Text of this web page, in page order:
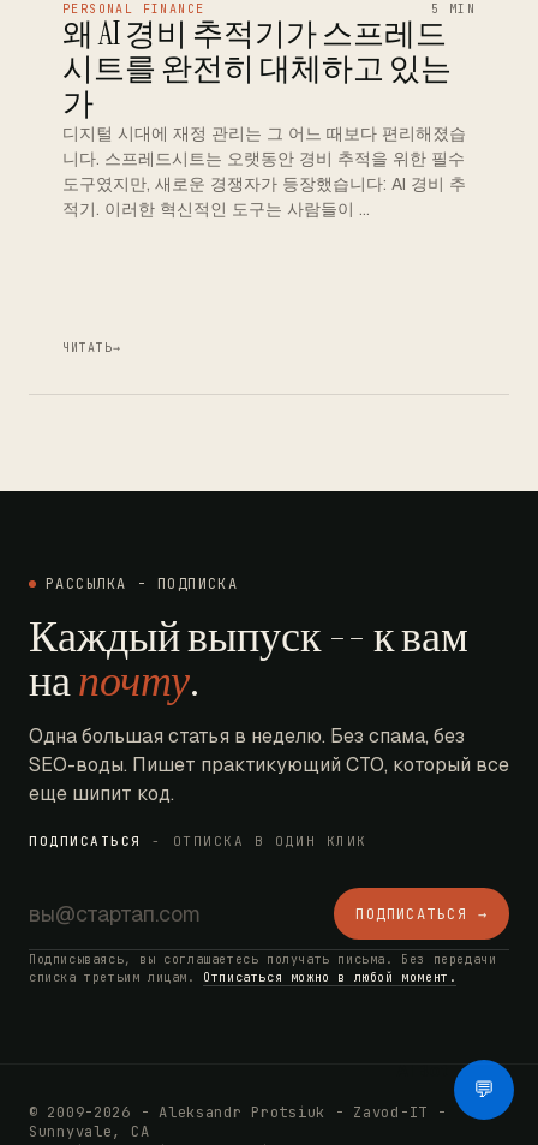
PERSONAL FINANCE 5 MIN
왜 AI 경비 추적기가 스프레드
시트를 완전히 대체하고 있는
가
디지털 시대에 재정 관리는 그 어느 때보다 편리해졌습
니다. 스프레드시트는 오랫동안 경비 추적을 위한 필수
도구였지만, 새로운 경쟁자가 등장했습니다: AI 경비 추
적기. 이러한 혁신적인 도구는 사람들이 …
ЧИТАТЬ→
РАССЫЛКА - ПОДПИСКА
Каждый выпуск -- к вам
напочту.
Одна большая статья в неделю. Без спама, без
SEO-воды. Пишет практикующий CTO, который все
еще шипит код.
ПОДПИСАТЬСЯ - ОТПИСКА В ОДИН КЛИК
ПОДПИСАТЬСЯ →
Подписываясь, вы соглашаетесь получать письма. Без передачи
списка третьим лицам. Отписаться можно в любой момент.
© 2009-2026 - Aleksandr Protsiuk - Zavod-IT -
Sunnyvale, CA
💬